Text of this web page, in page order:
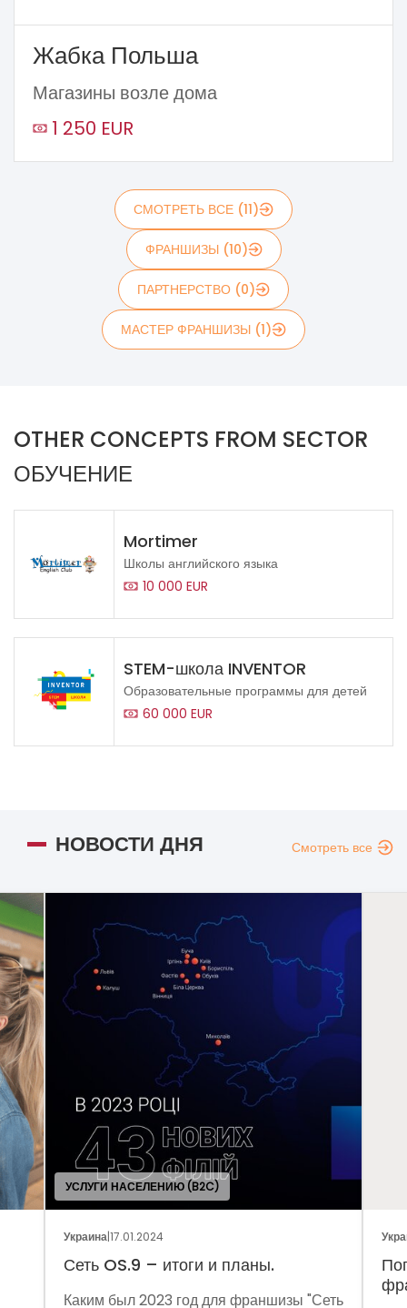
Жабка Польша
Магазины возле дома
1 250 EUR
СМОТРЕТЬ ВСЕ (11)
ФРАНШИЗЫ (10)
ПАРТНЕРСТВО (0)
МАСТЕР ФРАНШИЗЫ (1)
OTHER CONCEPTS FROM SECTOR
ОБУЧЕНИЕ
Mortimer
Школы английского языка
10 000 EUR
STEM-школа INVENTOR
Образовательные программы для детей
60 000 EUR
НОВОСТИ ДНЯ Смотреть все
Украина|05.01.2024
Поговорим о динамике рынка